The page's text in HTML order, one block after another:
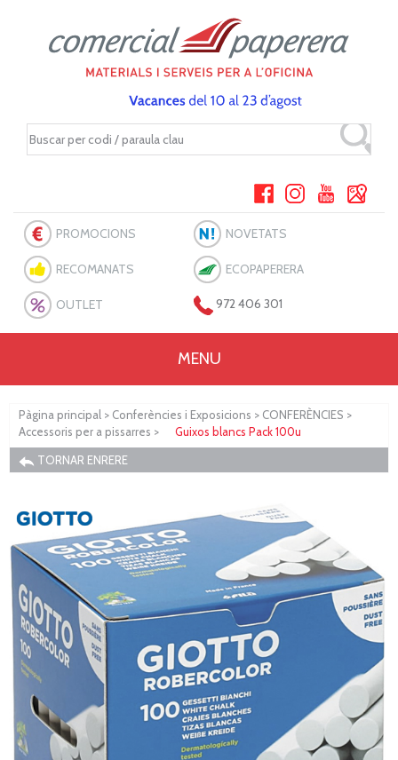
PROMOCIONS NOVETATS
RECOMANATS ECOPAPERERA
OUTLET 972 406 301
MENU
Pàgina principal > Conferències i Exposicions > CONFERÈNCIES >
Accessoris per a pissarres >
Guixos blancs Pack 100u
TORNAR ENRERE